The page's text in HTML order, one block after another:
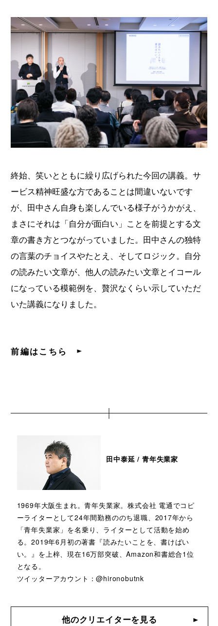
終始、笑いとともに繰り広げられた今回の講義。サ
ービス精神旺盛な方であることは間違いないです
が、田中さん自身も楽しんでいる様子がうかがえ、
まさにそれは「自分が面白い」ことを前提とする文
章の書き方とつながっていました。田中さんの独特
の言葉のチョイスやたとえ、そしてロジック。自分
の読みたい文章が、他人の読みたい文章とイコール
になっている模範例を、贅沢なくらい示していただ
いた講義になりました。
前編はこちら
田中泰延 / 青年失業家
1969年大阪生まれ。青年失業家。株式会社 電通でコピ
ーライターとして24年間勤務ののち退職、2017年から
「青年失業家」を名乗り、ライターとして活動を始め
る。2019年6月初の著書『読みたいことを、書けばい
い。』を上梓、現在16万部突破、Amazon和書総合1位
となる。
ツイッターアカウント：@hironobutnk
他のクリエイターを見る